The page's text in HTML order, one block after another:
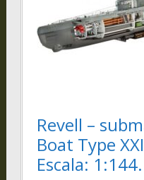
Revell –
Boat Type
Escala: